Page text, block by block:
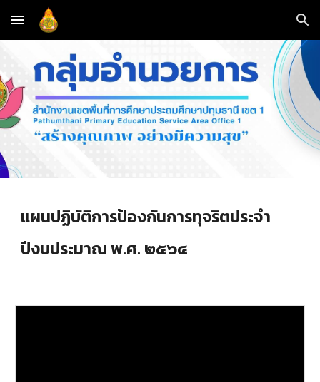
Skip to main content Skip to navigation
แผนปฏิบัติการป้องกันการทุจริตประจำ
ปีงบประมาณ พ.ศ. ๒๕๖๔